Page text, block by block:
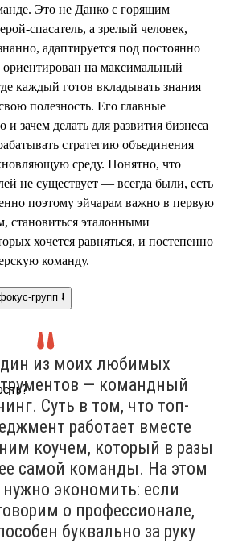
Это не Данко с горящим
спасатель, а зрелый человек,
адаптируется под постоянно
на максимальный
каждый готов вкладывать знания
полезность. Его главные
и зачем делать для развития бизнеса
стратегию объединения
среду. Понятно, что
не существует — всегда были, есть
поэтому эйчарам важно в первую
становиться эталонными
хочется равняться, и постепенно
команду.
групп ⭣
из моих любимых
— командный
Суть в том, что топ-
работает вместе
коучем, который в разы
самой команды. На этом
нужно экономить: если
о профессионале,
буквально за руку